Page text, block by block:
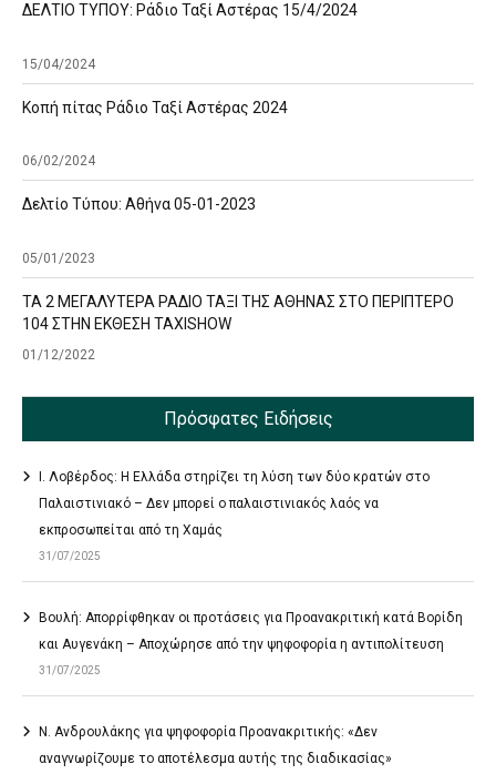
ΔΕΛΤΙΟ ΤΥΠΟΥ: Ράδιο Ταξί Αστέρας 15/4/2024
15/04/2024
Κοπή πίτας Ράδιο Ταξί Αστέρας 2024
06/02/2024
Δελτίο Τύπου: Αθήνα 05-01-2023
05/01/2023
ΤΑ 2 ΜΕΓΑΛΥΤΕΡΑ ΡΑΔΙΟ ΤΑΞΙ ΤΗΣ ΑΘΗΝΑΣ ΣΤΟ ΠΕΡΙΠΤΕΡΟ
104 ΣΤΗΝ ΕΚΘΕΣΗ TAXISHOW
01/12/2022
Πρόσφατες Ειδήσεις
Ι. Λοβέρδος: Η Ελλάδα στηρίζει τη λύση των δύο κρατών στο
Παλαιστινιακό – Δεν μπορεί ο παλαιστινιακός λαός να
εκπροσωπείται από τη Χαμάς
31/07/2025
Βουλή: Απορρίφθηκαν οι προτάσεις για Προανακριτική κατά Βορίδη
και Αυγενάκη – Αποχώρησε από την ψηφοφορία η αντιπολίτευση
31/07/2025
Ν. Ανδρουλάκης για ψηφοφορία Προανακριτικής: «Δεν
αναγνωρίζουμε το αποτέλεσμα αυτής της διαδικασίας»